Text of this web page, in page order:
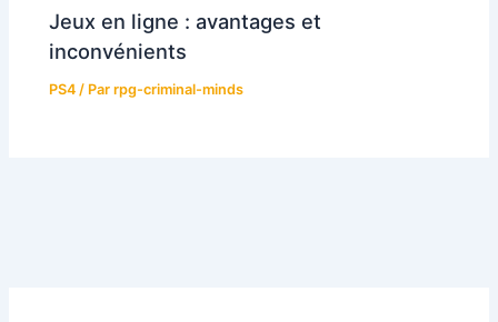
Jeux en ligne : avantages et
inconvénients
PS4 / Parrpg-criminal-minds